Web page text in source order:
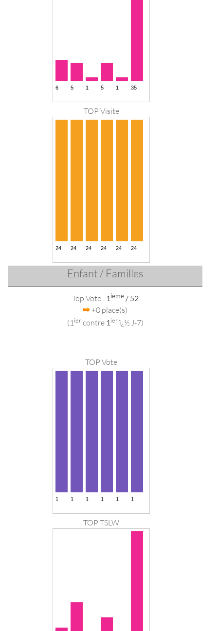
TOP Visite
Enfant / Familles
Top Vote : 1ieme/ 52
+0 place(s)
(1 iercontre 1ierï¿½ J-7)
TOP Vote
TOP TSLW